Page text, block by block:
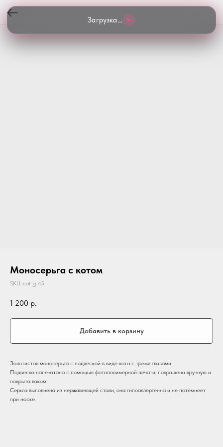
Моносерьга с котом
SKU: cat_g_45
1 200 р.
Добавить в корзину
Золотистая моносерьга с подвеской в виде кота с тремя глазами.
Подвеска напечатана с помощью фотополимерной печати, покрашена вручную и
покрыта лаком.
Серьга выполнена из нержавеющей стали, она гипоаллергенна и не потемнеет
при носке.
Загрузка…